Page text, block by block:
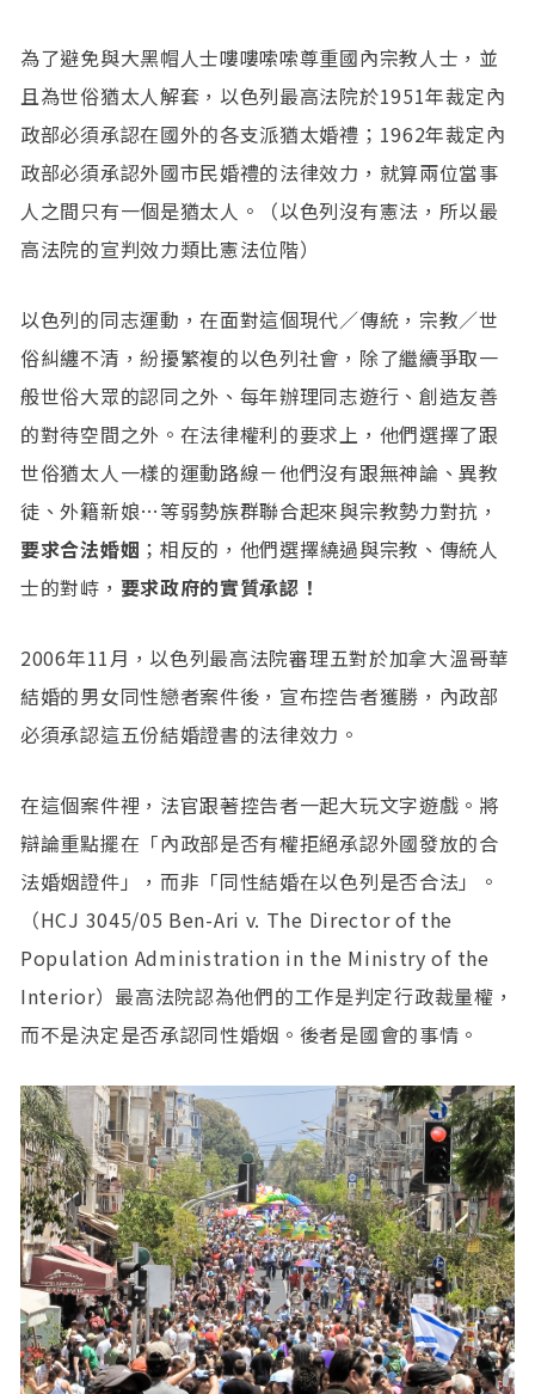
為了避免與大黑帽人士嘍嘍嗦嗦尊重國內宗教人士，並
且為世俗猶太人解套，以色列最高法院於1951年裁定內
政部必須承認在國外的各支派猶太婚禮；1962年裁定內
政部必須承認外國市民婚禮的法律效力，就算兩位當事
人之間只有一個是猶太人。（以色列沒有憲法，所以最
高法院的宣判效力類比憲法位階）
以色列的同志運動，在面對這個現代／傳統，宗教／世
俗糾纏不清，紛擾繁複的以色列社會，除了繼續爭取一
般世俗大眾的認同之外、每年辦理同志遊行、創造友善
的對待空間之外。在法律權利的要求上，他們選擇了跟
世俗猶太人一樣的運動路線－他們沒有跟無神論、異教
徒、外籍新娘…等弱勢族群聯合起來與宗教勢力對抗，
要求合法婚姻 ；相反的，他們選擇繞過與宗教、傳統人
士的對峙， 要求政府的實質承認！
2006年11月，以色列最高法院審理五對於加拿大溫哥華
結婚的男女同性戀者案件後，宣布控告者獲勝，內政部
必須承認這五份結婚證書的法律效力。
在這個案件裡，法官跟著控告者一起大玩文字遊戲。將
辯論重點擺在「內政部是否有權拒絕承認外國發放的合
法婚姻證件」，而非「同性結婚在以色列是否合法」。
（HCJ 3045/05 Ben-Ari v. The Director of the
Population Administration in the Ministry of the
Interior）最高法院認為他們的工作是判定行政裁量權，
而不是決定是否承認同性婚姻。後者是國會的事情。